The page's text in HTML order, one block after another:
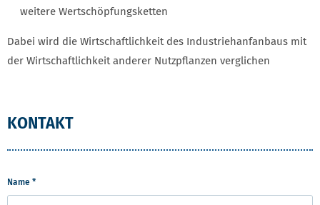
weitere Wertschöpfungsketten
Dabei wird die Wirtschaftlichkeit des Industriehanfanbaus mit
der Wirtschaftlichkeit anderer Nutzpflanzen verglichen
KONTAKT
Name *